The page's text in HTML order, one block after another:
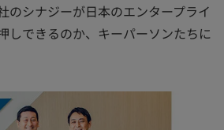
のシナジーが日本のエンタープライ
しできるのか、キーパーソンたちに